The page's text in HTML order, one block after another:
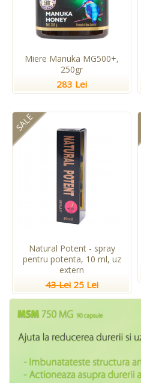
Miere Manuka MG500+,
250gr
283 Lei
SALE
Natural Potent - spray
pentru potenta, 10 ml, uz
extern
43 Lei 25 Lei